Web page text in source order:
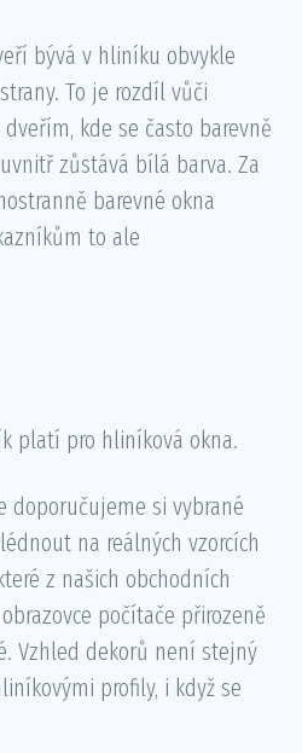
bývá v hliníku obvykle
To je rozdíl vůči
kde se často barevně
zůstává bílá barva. Za
barevné okna
to ale
platí pro hliníková okna.
doporučujeme si vybrané
na reálných vzorcích
z našich obchodních
počítače přirozeně
Vzhled dekorů není stejný
profily, i když se